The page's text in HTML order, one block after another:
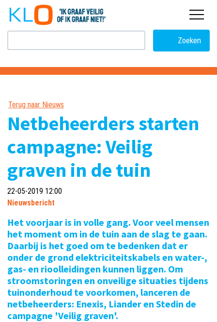
overslaan
Zoeken
Terug naar Nieuws
Netbeheerders starten
campagne: Veilig
graven in de tuin
22-05-2019 12:00
Nieuwsbericht
Het voorjaar is in volle gang. Voor veel mensen
het moment om in de tuin aan de slag te gaan.
Daarbij is het goed om te bedenken dat er
onder de grond elektriciteitskabels en water-,
gas- en rioolleidingen kunnen liggen. Om
stroomstoringen en onveilige situaties tijdens
tuinonderhoud te voorkomen, lanceren de
netbeheerders: Enexis, Liander en Stedin de
campagne 'Veilig graven'.